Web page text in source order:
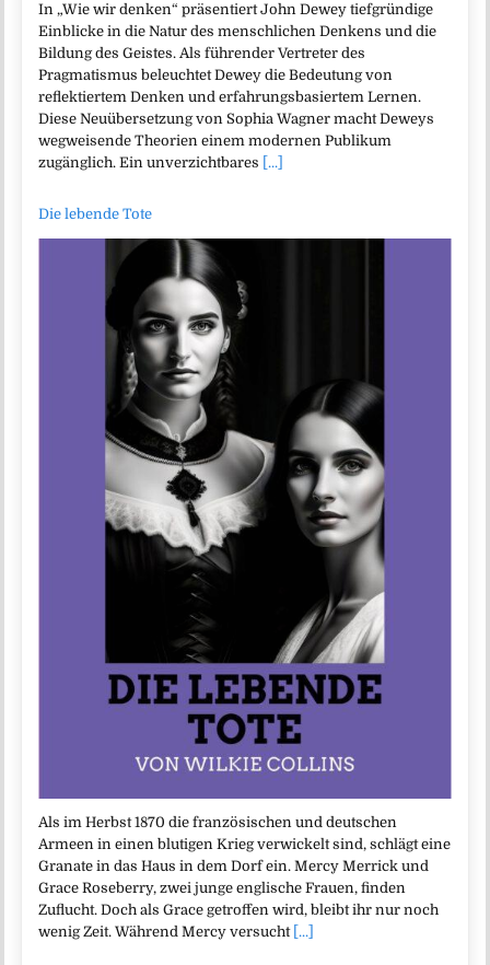
In „Wie wir denken“ präsentiert John Dewey tiefgründige
Einblicke in die Natur des menschlichen Denkens und die
Bildung des Geistes. Als führender Vertreter des
Pragmatismus beleuchtet Dewey die Bedeutung von
reflektiertem Denken und erfahrungsbasiertem Lernen.
Diese Neuübersetzung von Sophia Wagner macht Deweys
wegweisende Theorien einem modernen Publikum
zugänglich. Ein unverzichtbares [...]
Die lebende Tote
Als im Herbst 1870 die französischen und deutschen
Armeen in einen blutigen Krieg verwickelt sind, schlägt eine
Granate in das Haus in dem Dorf ein. Mercy Merrick und
Grace Roseberry, zwei junge englische Frauen, finden
Zuflucht. Doch als Grace getroffen wird, bleibt ihr nur noch
wenig Zeit. Während Mercy versucht [...]